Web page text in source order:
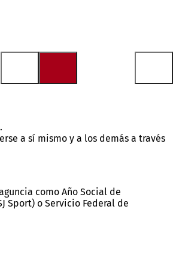
a sí mismo y a los demás a través
como Año Social de
Sport) o Servicio Federal de